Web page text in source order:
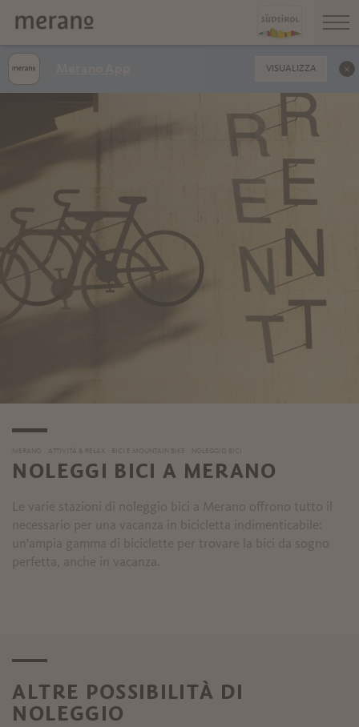
MERANO ATTIVITÀ & RELAX BICI E MOUNTAIN BIKE NOLEGGIO BICI
NOLEGGI BICI A MERANO
Le varie stazioni di noleggio bici a Merano offrono tutto il
necessario per una vacanza in bicicletta indimenticabile:
un'ampia gamma di biciclette per trovare la bici da sogno
perfetta, anche in vacanza.
ALTRE POSSIBILITÀ DI
NOLEGGIO
VISUALIZZA